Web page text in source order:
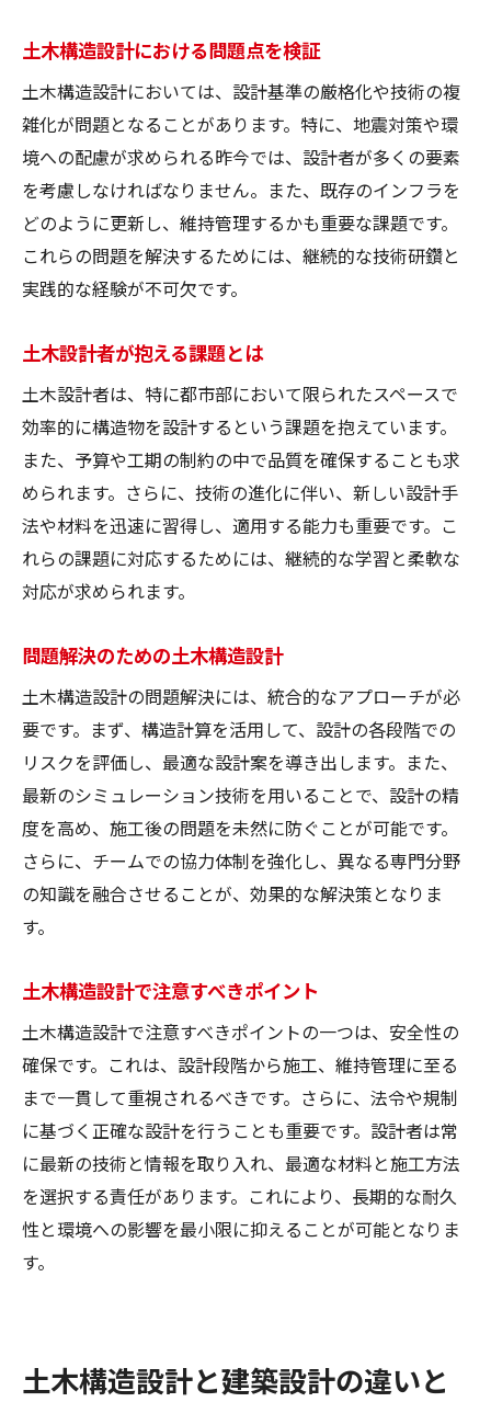
土木構造設計の基礎知識を徹底解説
基礎から学ぶ土木構造設計とは
土木構造設計の基本を理解する
土木構造設計の基礎知識を詳解
土木構造設計に必要な知識とは
土木構造設計の基礎を徹底的に解説
初心者向け土木構造設計の基礎
土木設計と建築設計の基準を比較
設計基準にみる土木と建築の違い
土木と建築の基準違いを徹底解説
土木と建築、設計基準の相違点
建築と土木の設計基準の違いを理解
土木建築設計の基準の違いを探る
土木基盤力学が支える構造設計の基礎
構造設計における土木基盤力学の重要性
土木基盤力学の基本を学ぶ
土木基盤力学が支える設計の基礎
土木基盤力学を活用した構造設計
土木基盤力学の基礎が設計に与える影響
土木構造設計で知っておくべき必須ポイント
押さえておきたい土木設計のポイント
設計者が知るべき土木構造の要点
土木構造設計で重要なポイントとは
必ず知っておくべき土木設計の基本
土木構造設計における問題点を検証
土木構造設計においては、設計基準の厳格化や技術の複
雑化が問題となることがあります。特に、地震対策や環
境への配慮が求められる昨今では、設計者が多くの要素
を考慮しなければなりません。また、既存のインフラを
どのように更新し、維持管理するかも重要な課題です。
これらの問題を解決するためには、継続的な技術研鑽と
実践的な経験が不可欠です。
土木設計者が抱える課題とは
土木設計者は、特に都市部において限られたスペースで
効率的に構造物を設計するという課題を抱えています。
また、予算や工期の制約の中で品質を確保することも求
められます。さらに、技術の進化に伴い、新しい設計手
法や材料を迅速に習得し、適用する能力も重要です。こ
れらの課題に対応するためには、継続的な学習と柔軟な
対応が求められます。
問題解決のための土木構造設計
土木構造設計の問題解決には、統合的なアプローチが必
要です。まず、構造計算を活用して、設計の各段階での
リスクを評価し、最適な設計案を導き出します。また、
最新のシミュレーション技術を用いることで、設計の精
度を高め、施工後の問題を未然に防ぐことが可能です。
さらに、チームでの協力体制を強化し、異なる専門分野
の知識を融合させることが、効果的な解決策となりま
す。
土木構造設計で注意すべきポイント
土木構造設計で注意すべきポイントの一つは、安全性の
確保です。これは、設計段階から施工、維持管理に至る
まで一貫して重視されるべきです。さらに、法令や規制
に基づく正確な設計を行うことも重要です。設計者は常
に最新の技術と情報を取り入れ、最適な材料と施工方法
を選択する責任があります。これにより、長期的な耐久
性と環境への影響を最小限に抑えることが可能となりま
す。
土木構造設計と建築設計の違いと